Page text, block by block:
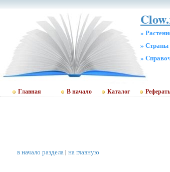
»
» Страны
»
Главная В начало Каталог
в начало раздела| на главную